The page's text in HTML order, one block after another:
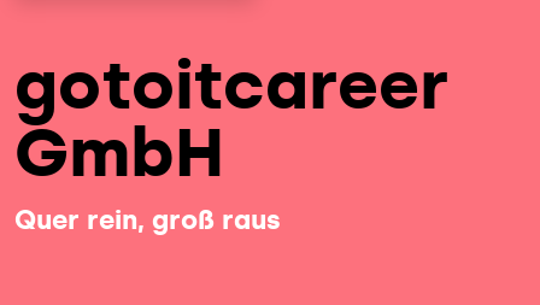
gotoitcareer
GmbH
Quer rein, groß raus